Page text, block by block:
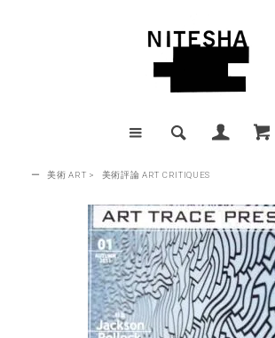
ー 美術 ART > 美術評論 ART CRITIQUES